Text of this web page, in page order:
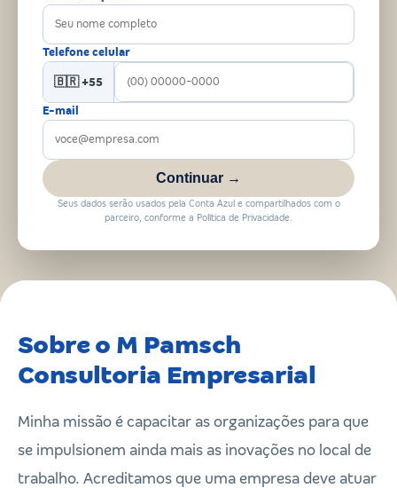
Telefone celular
🇧🇷 +55
E-mail
Continuar →
Seus dados serão usados pela Conta Azul e compartilhados com o
parceiro, conforme a Política de Privacidade.
Sobre o M Pamsch
Consultoria Empresarial
Minha missão é capacitar as organizações para que
se impulsionem ainda mais as inovações no local de
trabalho. Acreditamos que uma empresa deve atuar